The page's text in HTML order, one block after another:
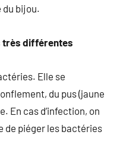
du bijou.
très différentes
Elle se
du pus (jaune
En cas d’infection, on
de piéger les bactéries